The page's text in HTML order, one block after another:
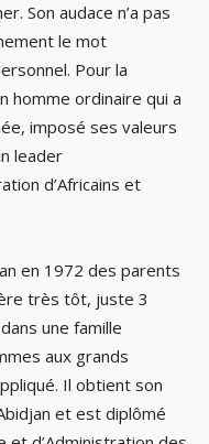
Son audace n’a pas
le mot
Pour la
homme ordinaire qui a
imposé ses valeurs
leader
d’Africains et
en 1972 des parents
très tôt, juste 3
une famille
aux grands
Il obtient son
et est diplômé